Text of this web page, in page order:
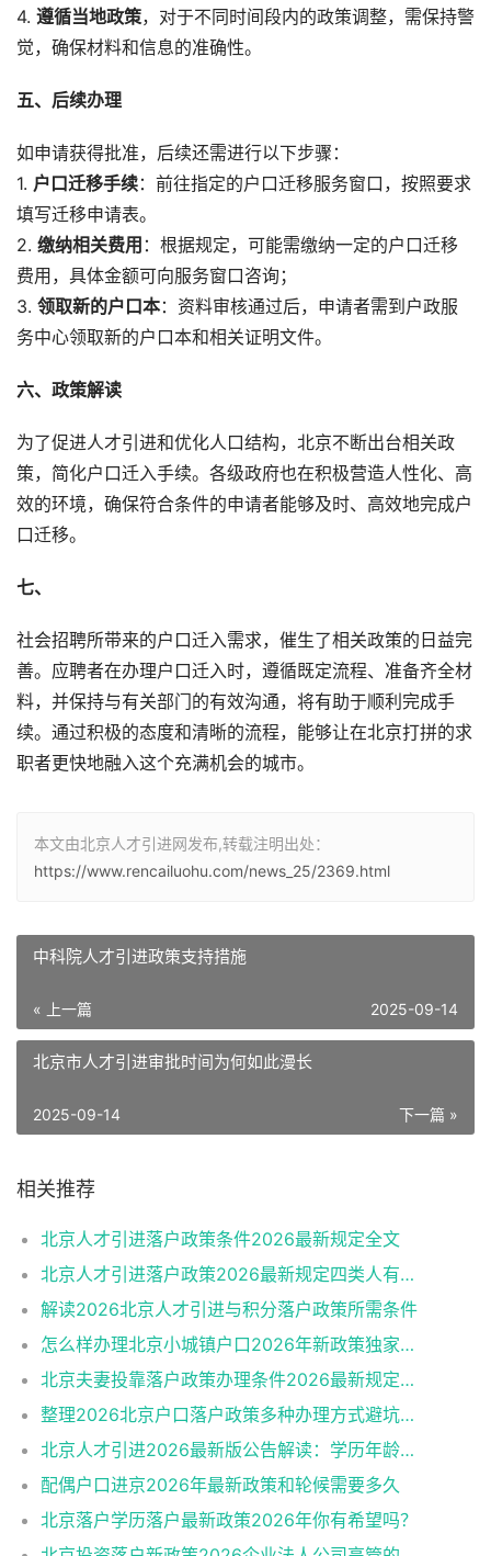
4. 遵循当地政策，对于不同时间段内的政策调整，需保持警
觉，确保材料和信息的准确性。
五、后续办理
如申请获得批准，后续还需进行以下步骤：
1. 户口迁移手续：前往指定的户口迁移服务窗口，按照要求
填写迁移申请表。
2. 缴纳相关费用 ：根据规定，可能需缴纳一定的户口迁移
费用，具体金额可向服务窗口咨询；
3. 领取新的户口本：资料审核通过后，申请者需到户政服
务中心领取新的户口本和相关证明文件。
六、政策解读
为了促进人才引进和优化人口结构，北京不断出台相关政
策，简化户口迁入手续。各级政府也在积极营造人性化、高
效的环境，确保符合条件的申请者能够及时、高效地完成户
口迁移。
七、
社会招聘所带来的户口迁入需求，催生了相关政策的日益完
善。应聘者在办理户口迁入时，遵循既定流程、准备齐全材
料，并保持与有关部门的有效沟通，将有助于顺利完成手
续。通过积极的态度和清晰的流程，能够让在北京打拼的求
职者更快地融入这个充满机会的城市。
本文由北京人才引进网发布,转载注明出处：
https://www.rencailuohu.com/news_25/2369.html
中科院人才引进政策支持措施
« 上一篇 2025-09-14
北京市人才引进审批时间为何如此漫长
下一篇 »
2025-09-14
相关推荐
北京人才引进落户政策条件2026最新规定全文
北京人才引进落户政策2026最新规定四类人有资格
解读2026北京人才引进与积分落户政策所需条件
怎么样办理北京小城镇户口2026年新政策独家解读
北京夫妻投靠落户政策办理条件2026最新规定消息
整理2026北京户口落户政策多种办理方式避坑指南
北京人才引进2026最新版公告解读：学历年龄是门槛
配偶户口进京2026年最新政策和轮候需要多久
北京落户学历落户最新政策2026年你有希望吗？